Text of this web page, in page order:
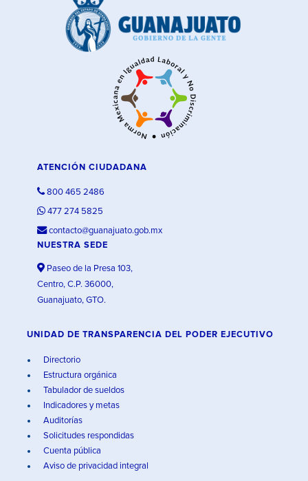
ATENCIÓN CIUDADANA
800 465 2486
477 274 5825
contacto@guanajuato.gob.mx
NUESTRA SEDE
Paseo de la Presa 103,
Centro, C.P. 36000,
Guanajuato, GTO.
UNIDAD DE TRANSPARENCIA DEL PODER EJECUTIVO
Directorio
Estructura orgánica
Tabulador de sueldos
Indicadores y metas
Auditorías
Solicitudes respondidas
Cuenta pública
Aviso de privacidad integral